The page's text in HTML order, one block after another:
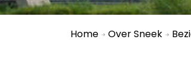
Other languages
Home Over Sneek